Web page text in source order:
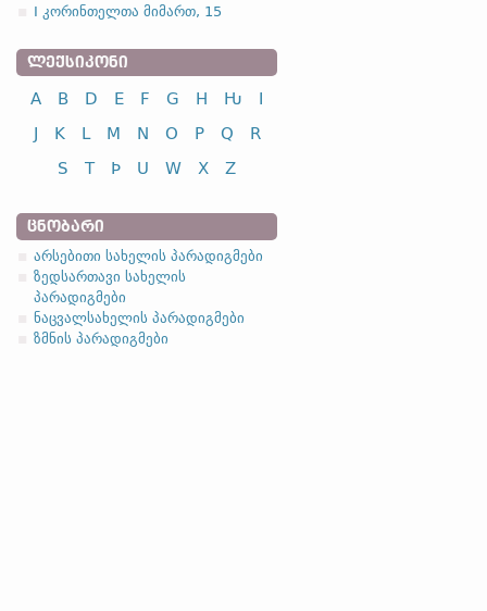
I კორინთელთა მიმართ, 15
ᲚᲔᲥᲡᲘᲙᲝᲜᲘ
A B D E F G H Ƕ
I
J
K L M N O P Q
R
S
T Þ U W X Z
ᲪᲜᲝᲑᲐᲠᲘ
არსებითი სახელის პარადიგმები
ზედსართავი სახელის
პარადიგმები
ნაცვალსახელის პარადიგმები
ზმნის პარადიგმები